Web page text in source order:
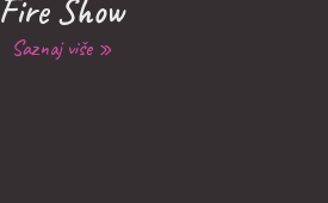
Fire Show
Saznaj više »